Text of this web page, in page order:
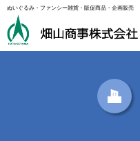
ぬいぐるみ・ファンシー雑貨・販促商品・企画販売